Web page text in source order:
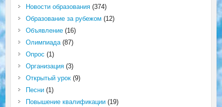
Новости образования(374)
Образование за рубежом (12)
Объявление(16)
Олимпиада(87)
Опрос (1)
Организация(3)
Открытый урок(9)
Песни(1)
Повышение квалификации(19)